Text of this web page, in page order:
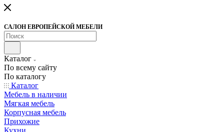
САЛОН ЕВРОПЕЙСКОЙ МЕБЕЛИ
Каталог
По всему сайту
По каталогу
Каталог
Мебель в наличии
Мягкая мебель
Корпусная мебель
Прихожие
Кухни